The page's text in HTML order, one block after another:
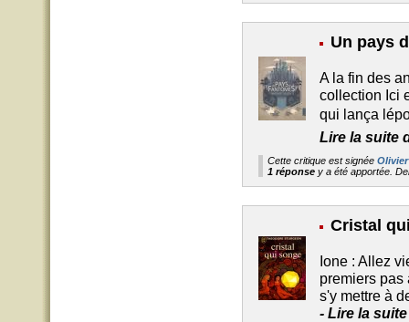
Un pays
A la fin des
collection Ici
qui lança
Lire la suite
Cette critique est signée Olivier
1 réponse y a été apportée.
Cristal
Ione : Allez
premiers pas
s'y mettre à
- Lire la